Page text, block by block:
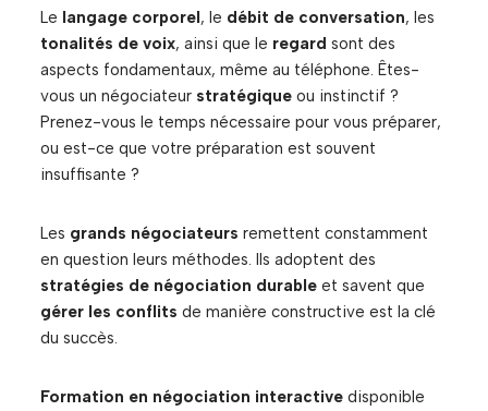
Le langage corporel, le débit de conversation, les
tonalités de voix, ainsi que le regard sont des
aspects fondamentaux, même au téléphone. Êtes-
vous un négociateur stratégique ou instinctif ?
Prenez-vous le temps nécessaire pour vous préparer,
ou est-ce que votre préparation est souvent
insuffisante ?
Les grands négociateurs remettent constamment
en question leurs méthodes. Ils adoptent des
stratégies de négociation durable et savent que
gérer les conflits de manière constructive est la clé
du succès.
Formation en négociation interactive disponible